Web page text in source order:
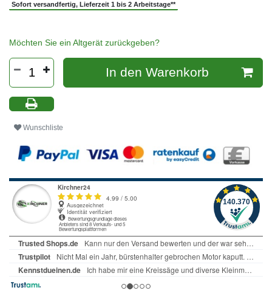
Sofort versandfertig, Lieferzeit 1 bis 2 Arbeitstage**
Möchten Sie ein Altgerät zurückgeben?
In den Warenkorb
Wunschliste